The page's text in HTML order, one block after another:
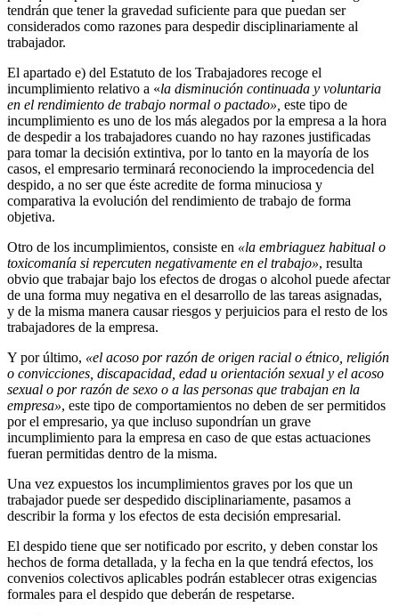
tendrán que tener la gravedad suficiente para que puedan ser
considerados como razones para despedir disciplinariamente al
trabajador.
El apartado e) del Estatuto de los Trabajadores recoge el
incumplimiento relativo a «la disminución continuada y voluntaria
en el rendimiento de trabajo normal o pactado», este tipo de
incumplimiento es uno de los más alegados por la empresa a la hora
de despedir a los trabajadores cuando no hay razones justificadas
para tomar la decisión extintiva, por lo tanto en la mayoría de los
casos, el empresario terminará reconociendo la improcedencia del
despido, a no ser que éste acredite de forma minuciosa y
comparativa la evolución del rendimiento de trabajo de forma
objetiva.
Otro de los incumplimientos, consiste en «la embriaguez habitual o
toxicomanía si repercuten negativamente en el trabajo», resulta
obvio que trabajar bajo los efectos de drogas o alcohol puede afectar
de una forma muy negativa en el desarrollo de las tareas asignadas,
y de la misma manera causar riesgos y perjuicios para el resto de los
trabajadores de la empresa.
Y por último, «el acoso por razón de origen racial o étnico, religión
o convicciones, discapacidad, edad u orientación sexual y el acoso
sexual o por razón de sexo o a las personas que trabajan en la
empresa», este tipo de comportamientos no deben de ser permitidos
por el empresario, ya que incluso supondrían un grave
incumplimiento para la empresa en caso de que estas actuaciones
fueran permitidas dentro de la misma.
Una vez expuestos los incumplimientos graves por los que un
trabajador puede ser despedido disciplinariamente, pasamos a
describir la forma y los efectos de esta decisión empresarial.
El despido tiene que ser notificado por escrito, y deben constar los
hechos de forma detallada, y la fecha en la que tendrá efectos, los
convenios colectivos aplicables podrán establecer otras exigencias
formales para el despido que deberán de respetarse.